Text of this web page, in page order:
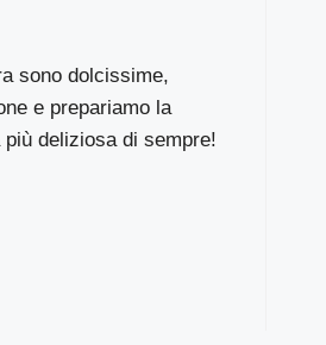
sono dolcissime,
e prepariamo la
deliziosa di sempre!